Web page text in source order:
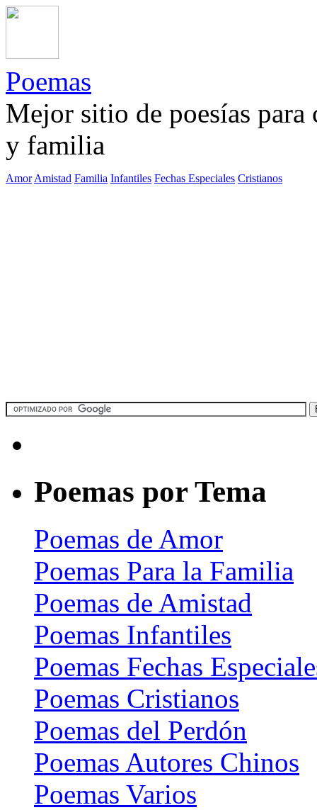
Poemas
Mejor sitio de poesías
y familia
Amor Amistad Familia Infantiles Fechas Especiales Cristianos
Poemas por Tema
Poemas de Amor
Poemas Para la Familia
Poemas de Amistad
Poemas Infantiles
Poemas Fechas
Poemas Cristianos
Poemas del Perdón
Poemas Autores Chinos
Poemas Varios